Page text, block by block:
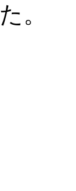
。